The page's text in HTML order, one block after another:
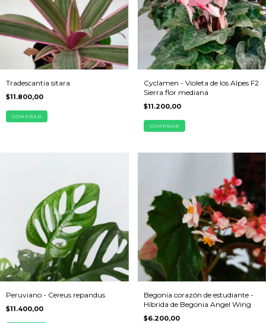
Tradescantia sitara
$11.800,00
COMPRAR
Cyclamen - Violeta de los Alpes F2
Sierra flor mediana
$11.200,00
COMPRAR
Peruviano - Cereus repandus
$11.400,00
Begonia corazón de estudiante -
Híbrida de Begonia Angel Wing
$6.200,00